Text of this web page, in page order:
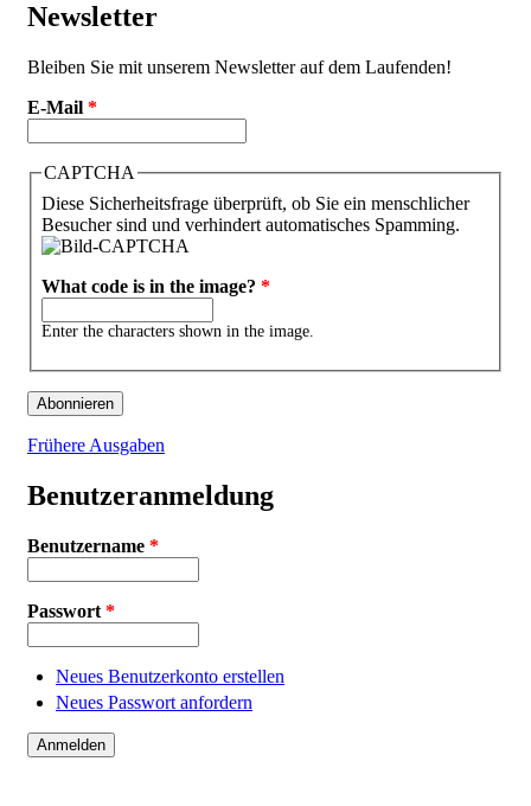
Newsletter
Bleiben Sie mit unserem Newsletter auf dem Laufenden!
E-Mail *
CAPTCHA
Diese Sicherheitsfrage überprüft, ob Sie ein menschlicher
Besucher sind und verhindert automatisches Spamming.
What code is in the image? *
Enter the characters shown in the image.
Frühere Ausgaben
Benutzeranmeldung
Benutzername *
Passwort *
Neues Benutzerkonto erstellen
Neues Passwort anfordern